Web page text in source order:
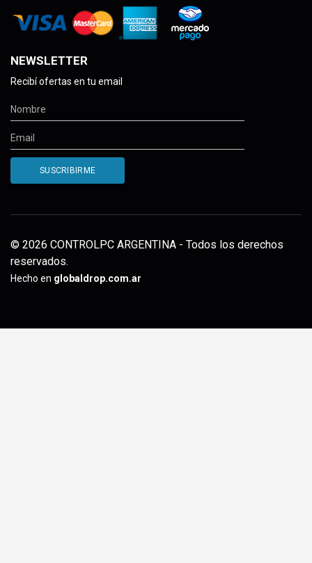
NEWSLETTER
Recibí ofertas en tu email
© 2026 CONTROLPC ARGENTINA - Todos los derechos
reservados.
Hecho en globaldrop.com.ar